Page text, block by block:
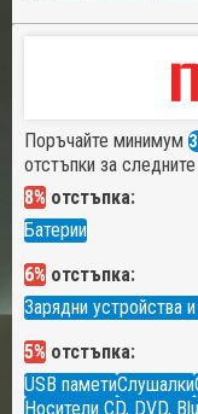
Поръчайте минимум
отстъпки за следните
8% отстъпка:
Батерии
6% отстъпка:
Зарядни устройства
5% отстъпка:
USB паметиСлушалки
Носители CD, DVD,